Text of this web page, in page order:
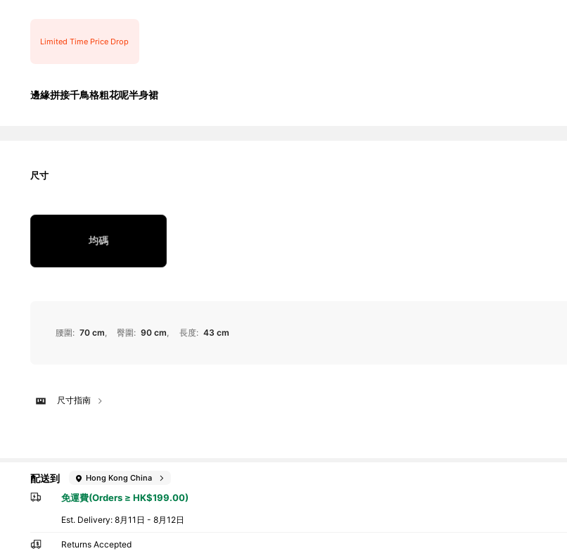
Limited Time Price Drop
邊緣拼接千鳥格粗花呢半身裙
尺寸
均碼
腰圍: 70 cm 臀圍: 90 cm 長度: 43 cm
尺寸指南
配送到 Hong Kong China
免運費(Orders ≥ HK$199.00)
​Est. Delivery:8月11日 - 8月12日
Returns Accepted